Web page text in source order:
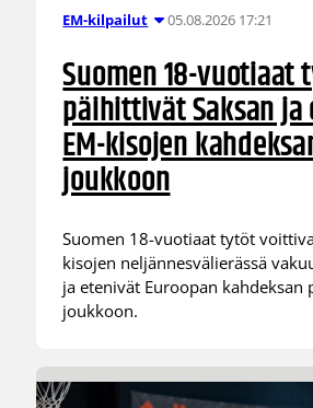
EM-kilpailut 05.08.2026 17:21
Suomen 18-vuotiaat
päihittivät Saksan
EM-kisojen
joukkoon
Suomen 18-vuotiaat tytöt
kisojen neljännesvälierässä
ja etenivät Euroopan kahdeksan
joukkoon.